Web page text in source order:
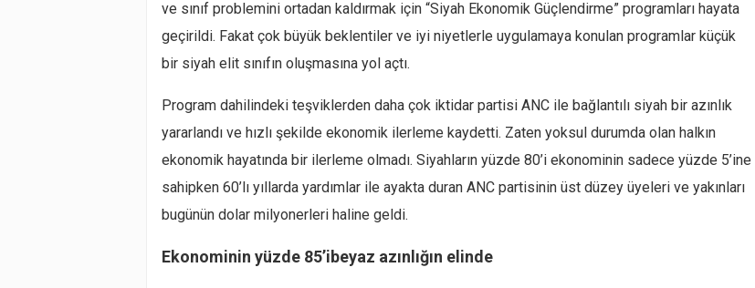
ve sınıf problemini ortadan kaldırmak için “Siyah Ekonomik Güçlendirme” programları hayata
geçirildi. Fakat çok büyük beklentiler ve iyi niyetlerle uygulamaya konulan programlar küçük
bir siyah elit sınıfın oluşmasına yol açtı.
Program dahilindeki teşviklerden daha çok iktidar partisi ANC ile bağlantılı siyah bir azınlık
yararlandı ve hızlı şekilde ekonomik ilerleme kaydetti. Zaten yoksul durumda olan halkın
ekonomik hayatında bir ilerleme olmadı. Siyahların yüzde 80’i ekonominin sadece yüzde 5’ine
sahipken 60’lı yıllarda yardımlar ile ayakta duran ANC partisinin üst düzey üyeleri ve yakınları
bugünün dolar milyonerleri haline geldi.
Ekonominin yüzde 85’ibeyaz azınlığın elinde